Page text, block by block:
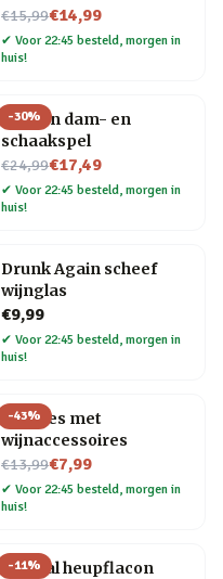
€15,99
Nu voor€14,99
✔ Voor 22:45 besteld, morgen in
huis!
-30%
Houten dam- en
schaakspel
€24,99
Nu voor€17,49
✔ Voor 22:45 besteld, morgen in
huis!
Drunk Again scheef
wijnglas
€9,99
✔ Voor 22:45 besteld, morgen in
huis!
-43%
Wijnfles met
wijnaccessoires
€13,99
Nu voor€7,99
✔ Voor 22:45 besteld, morgen in
huis!
-11%
Golfbal heupflacon